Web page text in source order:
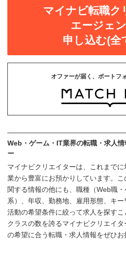
マイナビ転職ク
エージェ
申し込む(全
オファーが届く、ポートフ
Web・ゲーム・IT業界の転職・求人
ー
マイナビクリエイターは、これまで
業から豊富にお預かりしています。
関する情報の他にも、職種（Web職
系）、年収、勤務地、雇用形態、キ
活動の希望条件に絞って求人を探す
クラスの数を誇るマイナビクリエイ
の希望に合う転職・求人情報をぜひお